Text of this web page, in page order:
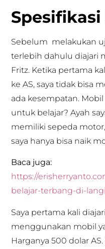
Sebelum melakukan
terlebih dahulu diajari
Fritz. Ketika pertama
ke AS, saya tidak bisa
ada kesempatan. Mobil
untuk belajar? Ayah
memiliki sepeda
saya hanya bisa naik
Baca juga:
https://
belajar-terbang-di-
Saya pertama kali
menggunakan mobil
Harganya 500 dolar